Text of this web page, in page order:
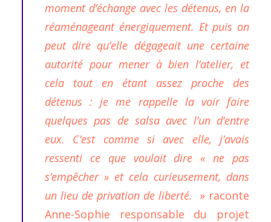
moment d’échange avec les détenus, en la
réaménageant énergiquement. Et puis on
peut dire qu’elle dégageait une certaine
autorité pour mener à bien l’atelier, et
cela tout en étant assez proche des
détenus : je me rappelle la voir faire
quelques pas de salsa avec l’un d’entre
eux. C’est comme si avec elle, j’avais
ressenti ce que voulait dire « ne pas
s’empêcher » et cela curieusement, dans
un lieu de privation de liberté. » raconte
Anne-Sophie responsable du projet